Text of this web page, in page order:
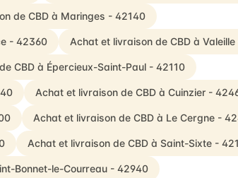
de CBD à Maringes - 42140
- 42360 Achat et livraison de CBD à Valeille
CBD à Épercieux-Saint-Paul - 42110
Achat et livraison de CBD à Cuinzier -
Achat et livraison de CBD à Le Cergne -
Achat et livraison de CBD à Saint-Sixte -
Bonnet-le-Courreau - 42940